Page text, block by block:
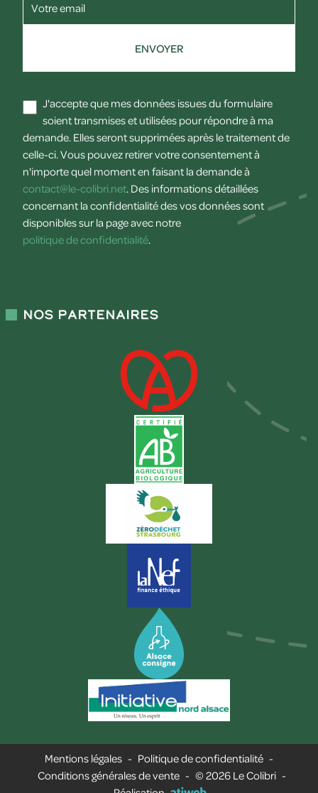
Votre email
ENVOYER
J'accepte que mes données issues du formulaire
soient transmises et utilisées pour répondre à ma
demande. Elles seront supprimées après le traitement de
celle-ci. Vous pouvez retirer votre consentement à
n'importe quel moment en faisant la demande à
contact@le-colibri.net. Des informations détaillées
concernant la confidentialité des vos données sont
disponibles sur la page avec notre
politique de confidentialité.
Nos partenaires
Mentions légales - Politique de confidentialité -
Conditions générales de vente - © 2026 Le Colibri -